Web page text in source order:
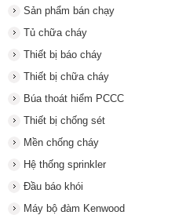
Sản phẩm bán chạy
Tủ chữa cháy
Thiết bị báo cháy
Thiết bị chữa cháy
Búa thoát hiểm PCCC
Thiết bị chống sét
Mền chống cháy
Hệ thống sprinkler
Đầu báo khói
Máy bộ đàm Kenwood